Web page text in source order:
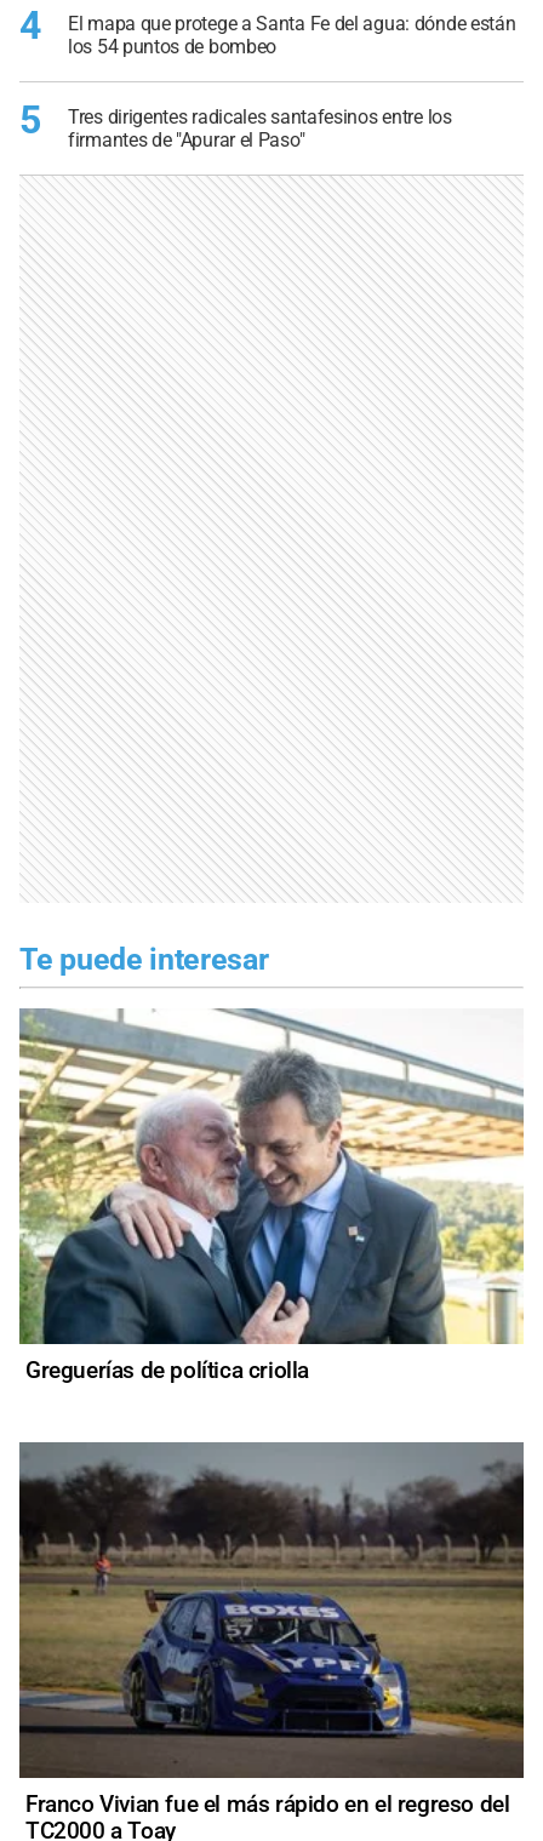
4
El mapa que protege a Santa Fe del agua: dónde están
los 54 puntos de bombeo
5
Tres dirigentes radicales santafesinos entre los
firmantes de "Apurar el Paso"
Te puede interesar
Greguerías de política criolla
Franco Vivian fue el más rápido en el regreso del
TC2000 a Toay